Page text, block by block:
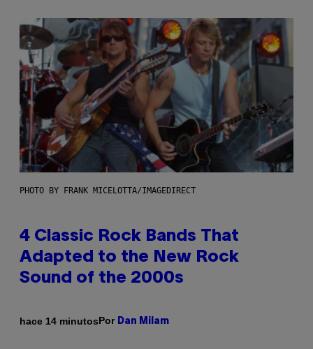
PHOTO BY FRANK MICELOTTA/IMAGEDIRECT
4 Classic Rock Bands That
Adapted to the New Rock
Sound of the 2000s
hace 14 minutosPor Dan Milam